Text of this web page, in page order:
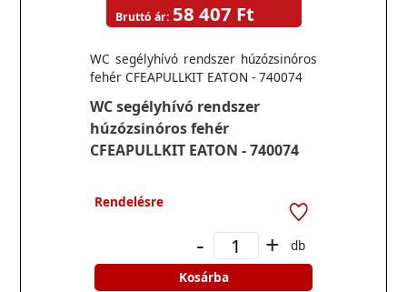
WC segélyhívó rendszer
húzózsinóros fehér
CFEAPULLKIT EATON - 740074
WC segélyhívó rendszer húzózsinóros
fehér CFEAPULLKIT EATON - 740074
Bruttó ár: 58 407 Ft
Rendelésre
- +
db
Kosárba